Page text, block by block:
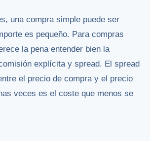
una compra simple puede ser
es pequeño. Para compras
la pena entender bien la
explícita y spread. El spread
el precio de compra y el precio
veces es el coste que menos se